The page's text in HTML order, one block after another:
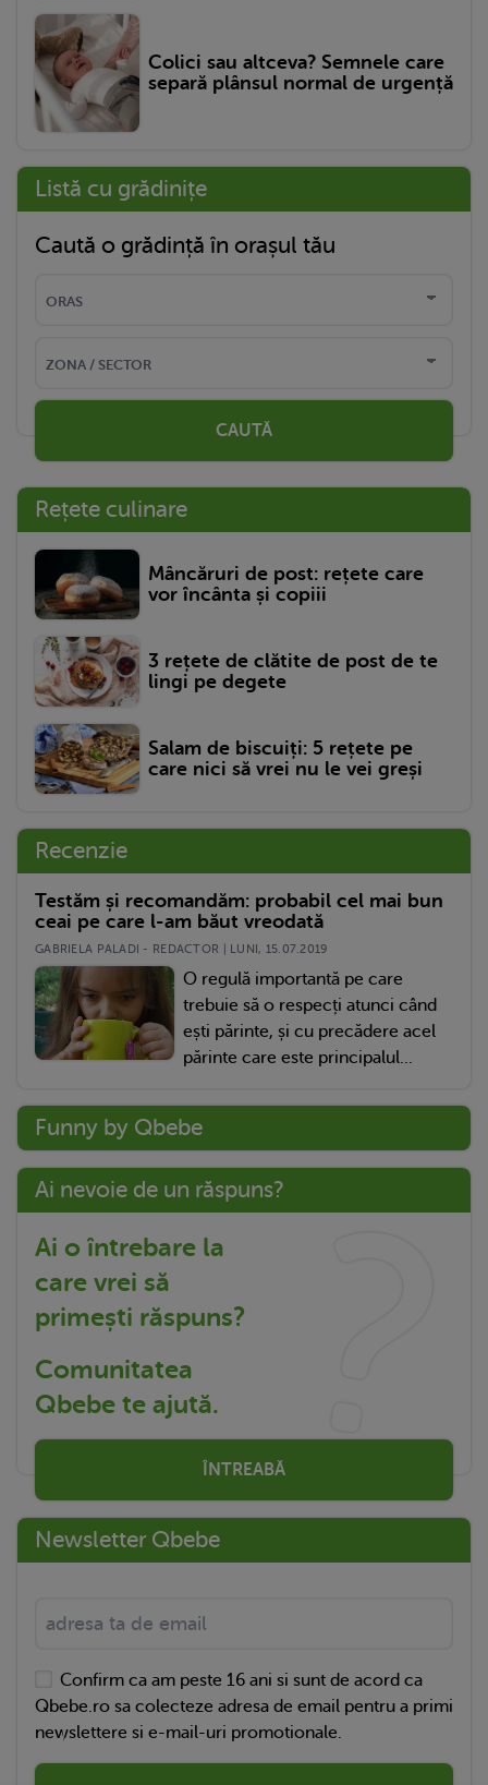
Colici sau altceva? Semnele care
separă plânsul normal de urgență
Listă cu grădinițe
Caută o grădință în orașul tău
CAUTĂ
Rețete culinare
Mâncăruri de post: rețete care
vor încânta și copiii
3 rețete de clătite de post de te
lingi pe degete
Salam de biscuiți: 5 rețete pe
care nici să vrei nu le vei greși
Recenzie
Testăm și recomandăm: probabil cel mai bun
ceai pe care l-am băut vreodată
GABRIELA PALADI - REDACTOR | LUNI, 15.07.2019
O regulă importantă pe care
trebuie să o respecți atunci când
ești părinte, și cu precădere acel
părinte care este principalul...
Funny by Qbebe
Ai nevoie de un răspuns?
Ai o întrebare la
care vrei să
primești răspuns?
Comunitatea
Qbebe te ajută.
ÎNTREABĂ
Newsletter Qbebe
Confirm ca am peste 16 ani si sunt de acord ca
Qbebe.ro sa colecteze adresa de email pentru a primi
newslettere si e-mail-uri promotionale.